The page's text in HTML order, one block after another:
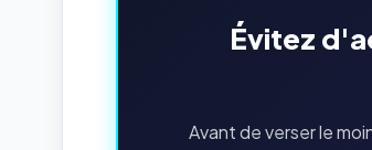
Évitez
Avant de verser le